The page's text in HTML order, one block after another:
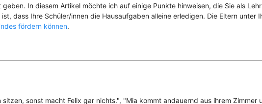
In diesem Artikel möchte ich auf einige Punkte hinweisen, die Sie als
dass Ihre Schüler/innen die Hausaufgaben alleine erledigen. Die Eltern unter
fördern können.
sonst macht Felix gar nichts.", "Mia kommt andauernd aus ihrem Zimmer